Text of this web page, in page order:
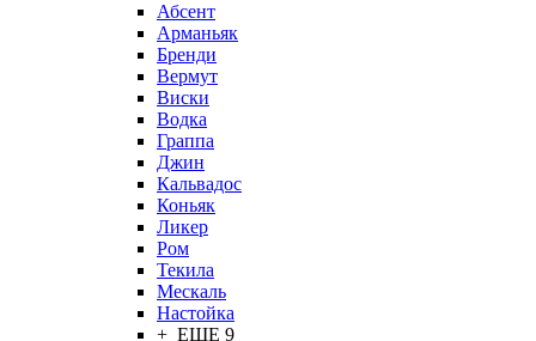
Абсент
Арманьяк
Бренди
Вермут
Виски
Водка
Граппа
Джин
Кальвадос
Коньяк
Ликер
Ром
Текила
Мескаль
Настойка
+ ЕЩЕ 9